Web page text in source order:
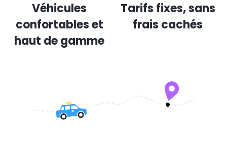
Véhicules
confortables et
haut de gamme
Tarifs fixes, sans
frais cachés